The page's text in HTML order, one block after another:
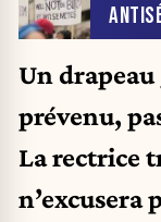
Un
prévenu,
La rectrice
n’excusera